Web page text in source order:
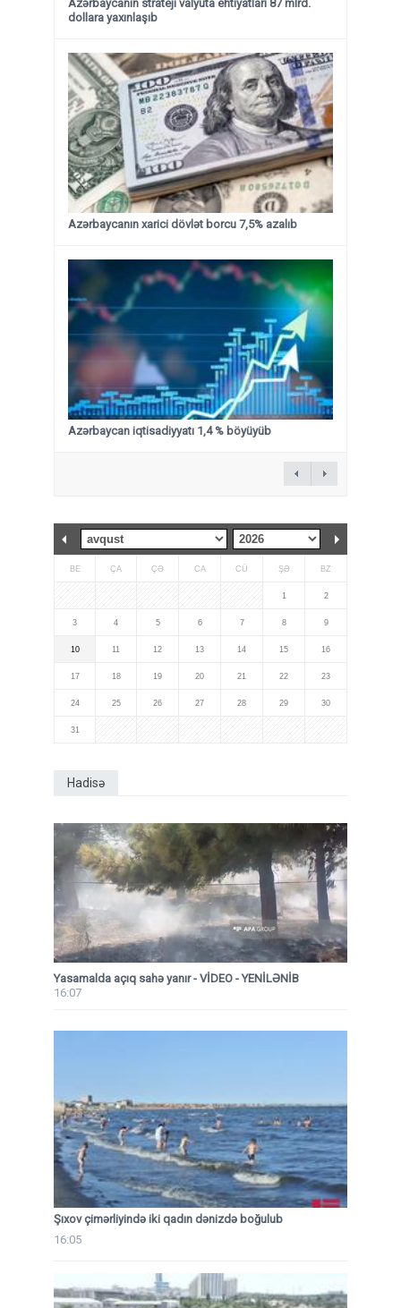
Azərbaycanın strateji valyuta ehtiyatları 87 mlrd.
dollara yaxınlaşıb
Azərbaycanın xarici dövlət borcu 7,5% azalıb
Azərbaycan iqtisadiyyatı 1,4 % böyüyüb
BE ÇA ÇƏ CA CÜ ŞƏ BZ
1 2
3 4 5 6 7 8 9
10 11 12 13 14 15 16
17 18 19 20 21 22 23
24 25 26 27 28 29 30
31
Hadisə
Yasamalda açıq sahə yanır - VİDEO - YENİLƏNİB
16:07
Şıxov çimərliyində iki qadın dənizdə boğulub
16:05